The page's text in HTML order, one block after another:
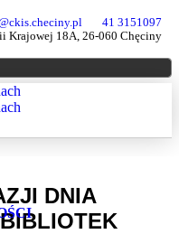
41 3151097
Krajowej 18A, 26-060 Chęciny
DNIA